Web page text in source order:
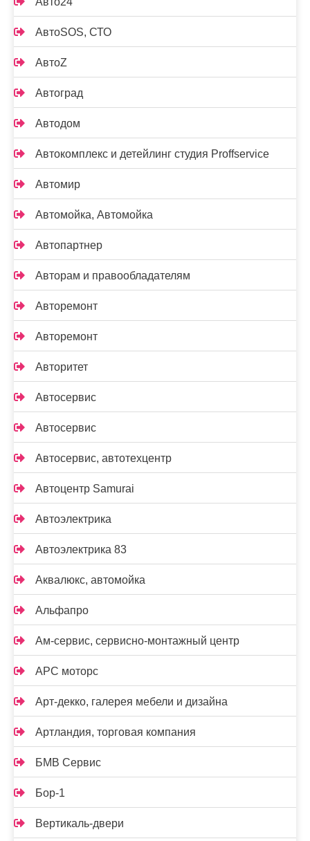
АвтоSOS, СТО
АвтоZ
Автоград
Автодом
Автокомплекс и детейлинг студия Proffservice
Автомир
Автомойка, Автомойка
Автопартнер
Авторам и правообладателям
Авторемонт
Авторемонт
Авторитет
Автосервис
Автосервис
Автосервис, автотехцентр
Автоцентр Samurai
Автоэлектрика
Автоэлектрика 83
Аквалюкс, автомойка
Альфапро
Ам-сервис, сервисно-монтажный центр
АРС моторс
Арт-декко, галерея мебели и дизайна
Артландия, торговая компания
БМВ Сервис
Бор-1
Вертикаль-двери